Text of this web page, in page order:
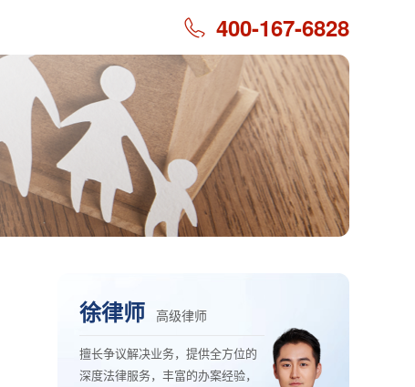
400-167-6828
徐律师 高级律师
擅长争议解决业务，提供全方位的
深度法律服务，丰富的办案经验，